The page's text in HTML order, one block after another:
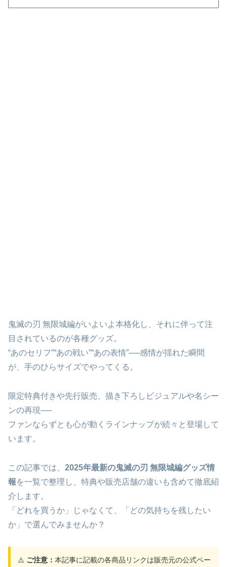
鬼滅の刃 無限城編がいよいよ本格化し、それに伴って注
目されているのが各種グッズ。
“あのセリフ”“あの戦い”“あの表情”──感情が揺れた瞬間
が、手のひらサイズでやってくる。
限定特典付きや先行販売、描き下ろしビジュアルや名シー
ンの再現──
ファンならずとも心が動くラインナップが続々と登場して
います。
この記事では、 2025年最新の鬼滅の刃 無限城編グッズ情
報を一覧で整理し、特典や販売店舗の違いも含めて徹底紹
介します。
「どれを買うか」じゃなくて、「どの気持ちを残したい
か」で選んでみませんか？
⚠️ ご注意： 本記事に記載の各商品リンクは販売元の公式ペー